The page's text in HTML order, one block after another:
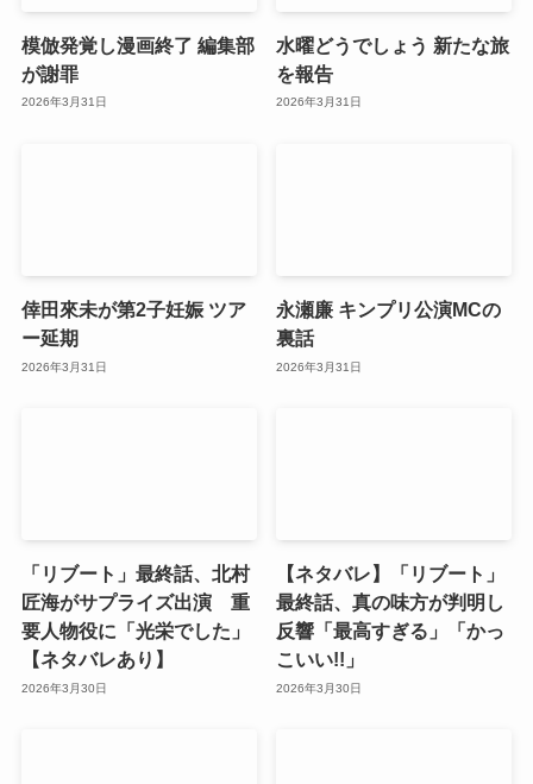
模倣発覚し漫画終了 編集部
が謝罪
2026年3月31日
水曜どうでしょう 新たな旅
を報告
2026年3月31日
倖田來未が第2子妊娠 ツア
ー延期
2026年3月31日
永瀬廉 キンプリ公演MCの
裏話
2026年3月31日
「リブート」最終話、北村
匠海がサプライズ出演 重
要人物役に「光栄でした」
【ネタバレあり】
2026年3月30日
【ネタバレ】「リブート」
最終話、真の味方が判明し
反響「最高すぎる」「かっ
こいい!!」
2026年3月30日